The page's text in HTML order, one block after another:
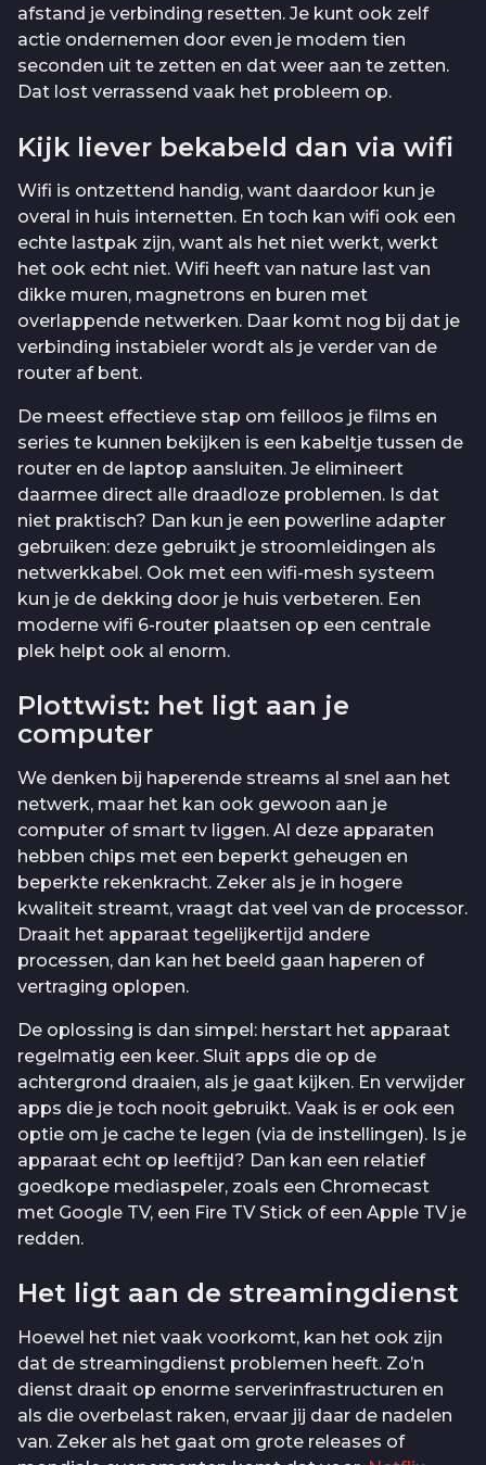
afstand je verbinding resetten. Je kunt ook zelf
actie ondernemen door even je modem tien
seconden uit te zetten en dat weer aan te zetten.
Dat lost verrassend vaak het probleem op.
Kijk liever bekabeld dan via wifi
Wifi is ontzettend handig, want daardoor kun je
overal in huis internetten. En toch kan wifi ook een
echte lastpak zijn, want als het niet werkt, werkt
het ook echt niet. Wifi heeft van nature last van
dikke muren, magnetrons en buren met
overlappende netwerken. Daar komt nog bij dat je
verbinding instabieler wordt als je verder van de
router af bent.
De meest effectieve stap om feilloos je films en
series te kunnen bekijken is een kabeltje tussen de
router en de laptop aansluiten. Je elimineert
daarmee direct alle draadloze problemen. Is dat
niet praktisch? Dan kun je een powerline adapter
gebruiken: deze gebruikt je stroomleidingen als
netwerkkabel. Ook met een wifi-mesh systeem
kun je de dekking door je huis verbeteren. Een
moderne wifi 6-router plaatsen op een centrale
plek helpt ook al enorm.
Plottwist: het ligt aan je
computer
We denken bij haperende streams al snel aan het
netwerk, maar het kan ook gewoon aan je
computer of smart tv liggen. Al deze apparaten
hebben chips met een beperkt geheugen en
beperkte rekenkracht. Zeker als je in hogere
kwaliteit streamt, vraagt dat veel van de processor.
Draait het apparaat tegelijkertijd andere
processen, dan kan het beeld gaan haperen of
vertraging oplopen.
De oplossing is dan simpel: herstart het apparaat
regelmatig een keer. Sluit apps die op de
achtergrond draaien, als je gaat kijken. En verwijder
apps die je toch nooit gebruikt. Vaak is er ook een
optie om je cache te legen (via de instellingen). Is je
apparaat echt op leeftijd? Dan kan een relatief
goedkope mediaspeler, zoals een Chromecast
met Google TV, een Fire TV Stick of een Apple TV je
redden.
Het ligt aan de streamingdienst
Hoewel het niet vaak voorkomt, kan het ook zijn
dat de streamingdienst problemen heeft. Zo’n
dienst draait op enorme serverinfrastructuren en
als die overbelast raken, ervaar jij daar de nadelen
van. Zeker als het gaat om grote releases of